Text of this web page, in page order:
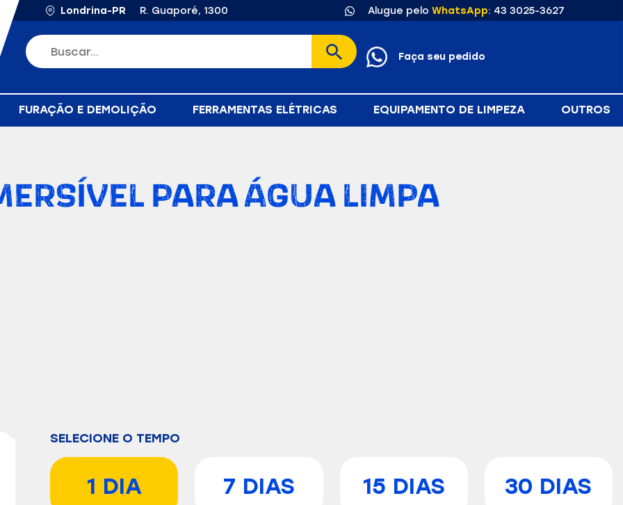
Londrina-PR R. Guaporé, 1300 Alugue pelo WhatsApp: 43 3025-3627
Faça seu pedido
FURAÇÃO E DEMOLIÇÃO FERRAMENTAS ELÉTRICAS EQUIPAMENTO DE LIMPEZA OUTROS
PARA ÁGUA LIMPA
SELECIONE O TEMPO
1 DIA 7 DIAS 15 DIAS 30 DIAS